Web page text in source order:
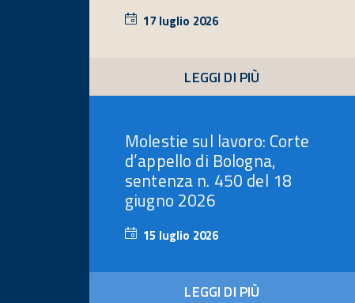
17 luglio 2026
LEGGI DI PIÙ
Molestie sul lavoro: Corte
d’appello di Bologna,
sentenza n. 450 del 18
giugno 2026
15 luglio 2026
2026
LEGGI DI PIÙ